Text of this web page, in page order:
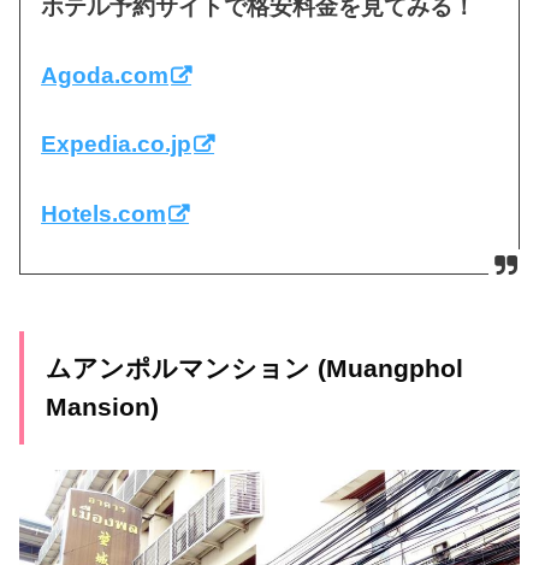
ホテル予約サイトで格安料金を見てみる！
Agoda.com
Expedia.co.jp
Hotels.com
ムアンポルマンション (Muangphol
Mansion)